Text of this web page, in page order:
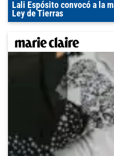
Lali Espósito convocó a la
Ley de Tierras